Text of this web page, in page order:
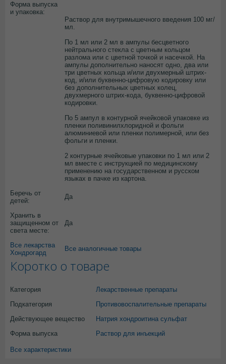
Форма выпуска
и упаковка:
Раствор для внутримышечного введения 100 мг/
мл.
По 1 мл или 2 мл в ампулы бесцветного
нейтрального стекла с цветным кольцом
разлома или с цветной точкой и насечкой. На
ампулы дополнительно наносят одно, два или
три цветных кольца и/или двухмерный штрих-
код, и/или буквенно-цифровую кодировку или
без дополнительных цветных колец,
двухмерного штрих-кода, буквенно-цифровой
кодировки.
По 5 ампул в контурной ячейковой упаковке из
пленки поливинилхлоридной и фольги
алюминиевой или пленки полимерной, или без
фольги и пленки.
2 контурные ячейковые упаковки по 1 мл или 2
мл вместе с инструкцией по медицинскому
применению на государственном и русском
языках в пачке из картона.
Беречь от
детей:
Да
Хранить в
защищенном от
света месте:
Да
Все лекарства
Хондрогард
Все аналогичные товары
Коротко о товаре
Категория
Лекарственные препараты
Подкатегория
Противовоспалительные препараты
Действующее вещество
Натрия хондроитина сульфат
Форма выпуска
Раствор для инъекций
Все характеристики